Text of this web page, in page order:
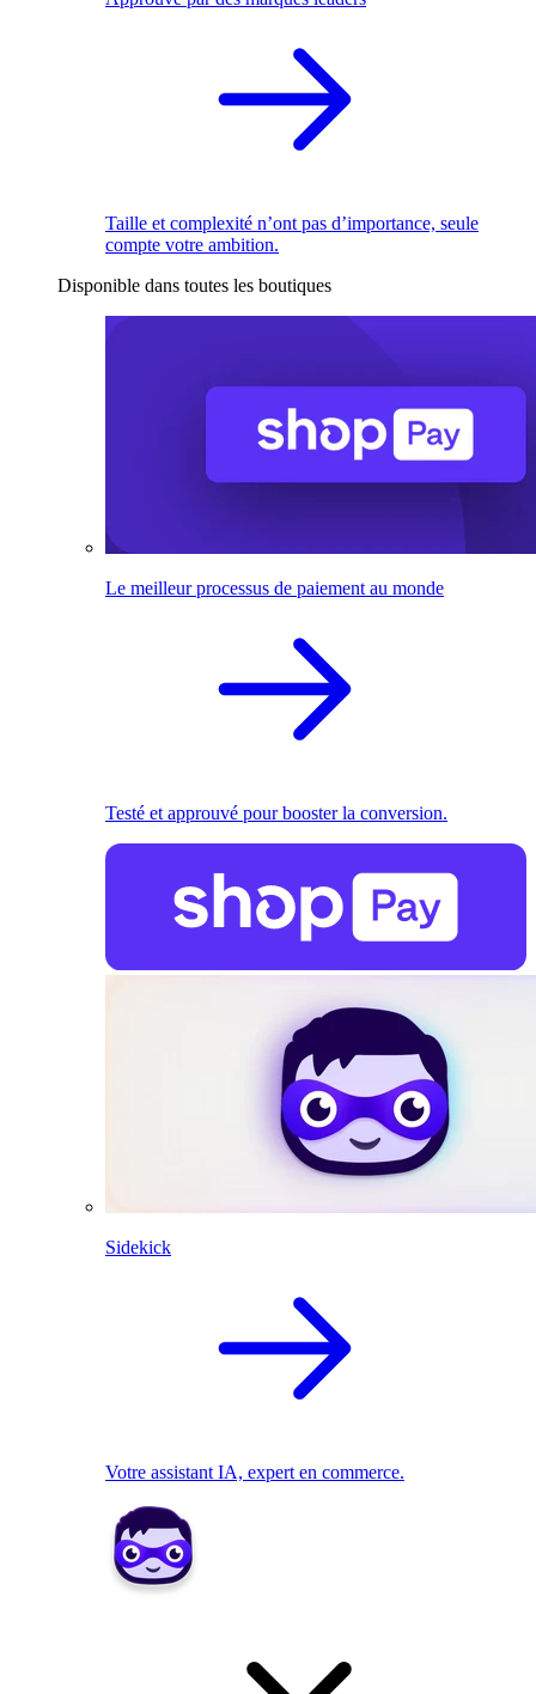
Taille et complexité n’ont pas d’importance, seule
compte votre ambition.
Disponible dans toutes les boutiques
Le meilleur processus de paiement au monde
Testé et approuvé pour booster la conversion.
Sidekick
Votre assistant IA, expert en commerce.